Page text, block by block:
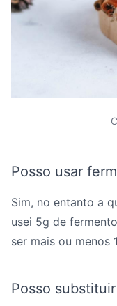
Posso usar
Sim, no entanto a
usei 5g de
ser mais ou menos
Posso